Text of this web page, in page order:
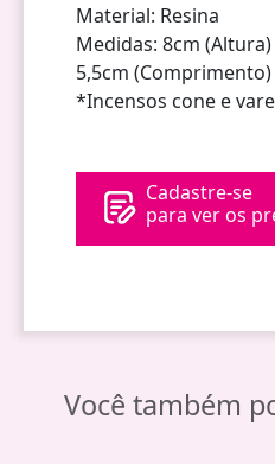
Material: Resina
Medidas: 8cm
5,5cm (Comprimento)
*Incensos cone e
Cadastre-se
para ver os
Você também